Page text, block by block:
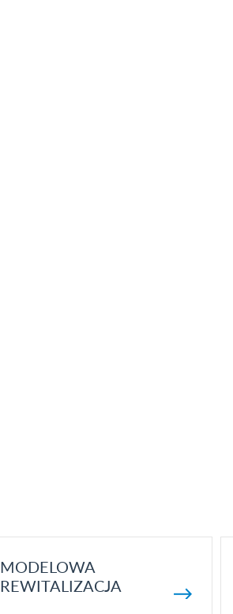
MODELOWA
REWITALIZACJA